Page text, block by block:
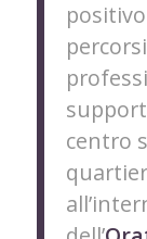
centro